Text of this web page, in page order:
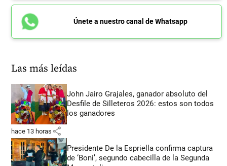
Únete a nuestro canal de Whatsapp
Las más leídas
John Jairo Grajales, ganador absoluto del
Desfile de Silleteros 2026: estos son todos
los ganadores
hace 13 horas share
Presidente De la Espriella confirma captura
de ‘Boni’, segundo cabecilla de la Segunda